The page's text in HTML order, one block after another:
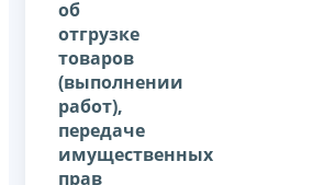
об
отгрузке
товаров
(выполнении
работ),
передаче
имущественных
прав